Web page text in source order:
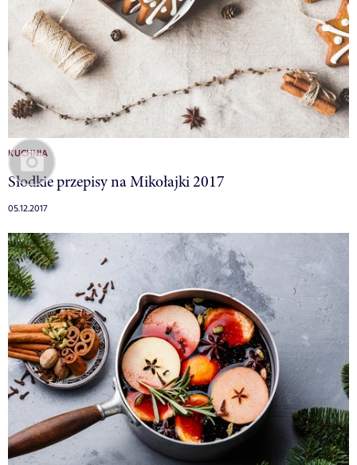
KUCHNIA
Słodkie przepisy na Mikołajki 2017
05.12.2017